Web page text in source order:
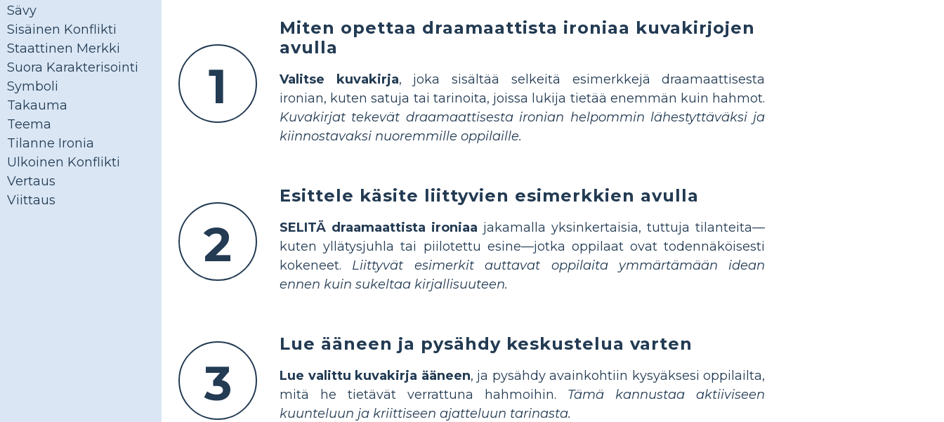
Sävy
Sisäinen Konflikti
Staattinen Merkki
Suora Karakterisointi
Symboli
Takauma
Teema
Tilanne Ironia
Ulkoinen Konflikti
Vertaus
Viittaus
1
Miten opettaa draamaattista ironiaa kuvakirjojen
avulla
Valitse kuvakirja, joka sisältää selkeitä esimerkkejä draamaattisesta
ironian, kuten satuja tai tarinoita, joissa lukija tietää enemmän kuin hahmot.
Kuvakirjat tekevät draamaattisesta ironian helpommin lähestyttäväksi ja
kiinnostavaksi nuoremmille oppilaille.
2
Esittele käsite liittyvien esimerkkien avulla
SELITÄ draamaattista ironiaa jakamalla yksinkertaisia, tuttuja tilanteita—
kuten yllätysjuhla tai piilotettu esine—jotka oppilaat ovat todennäköisesti
kokeneet. Liittyvät esimerkit auttavat oppilaita ymmärtämään idean
ennen kuin sukeltaa kirjallisuuteen.
3
Lue ääneen ja pysähdy keskustelua varten
Lue valittu kuvakirja ääneen, ja pysähdy avainkohtiin kysyäksesi oppilailta,
mitä he tietävät verrattuna hahmoihin. Tämä kannustaa aktiiviseen
kuunteluun ja kriittiseen ajatteluun tarinasta.